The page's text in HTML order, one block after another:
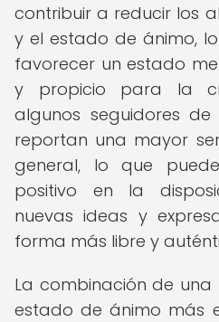
contribuir a reducir los
y el estado de ánimo,
favorecer un estado
y propicio para la
algunos seguidores
reportan una mayor
general, lo que
positivo en la
nuevas ideas y
forma más libre y
La combinación de
estado de ánimo más